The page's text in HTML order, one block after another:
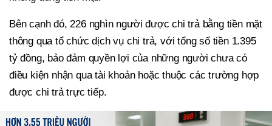
Bên cạnh đó, 226 nghìn người được chi trả bằng tiền mặt
thông qua tổ chức dịch vụ chi trả, với tổng số tiền 1.395
tỷ đồng, bảo đảm quyền lợi của những người chưa có
điều kiện nhận qua tài khoản hoặc thuộc các trường hợp
được chi trả trực tiếp.